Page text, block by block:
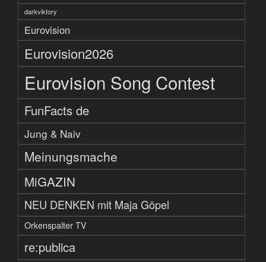
darkviktory
Eurovision
Eurovision2026
Eurovision Song Contest
FunFacts de
Jung & Naiv
Meinungsmache
MiGAZIN
NEU DENKEN mit Maja Göpel
Orkenspalter TV
re:publica